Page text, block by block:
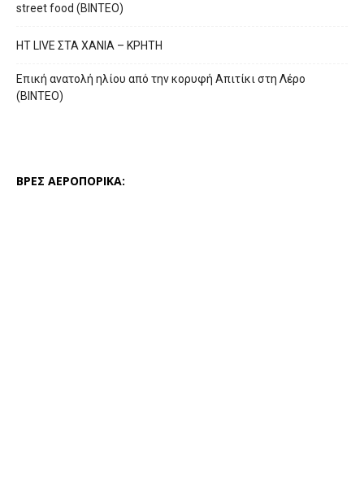
street food (ΒΙΝΤΕΟ)
HT LIVE ΣΤΑ ΧΑΝΙΑ – ΚΡΗΤΗ
Επική ανατολή ηλίου από την κορυφή Απιτίκι στη Λέρο
(ΒΙΝΤΕΟ)
ΒΡΕΣ ΑΕΡΟΠΟΡΙΚΑ: